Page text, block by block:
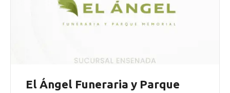
El Ángel Funeraria y Parque